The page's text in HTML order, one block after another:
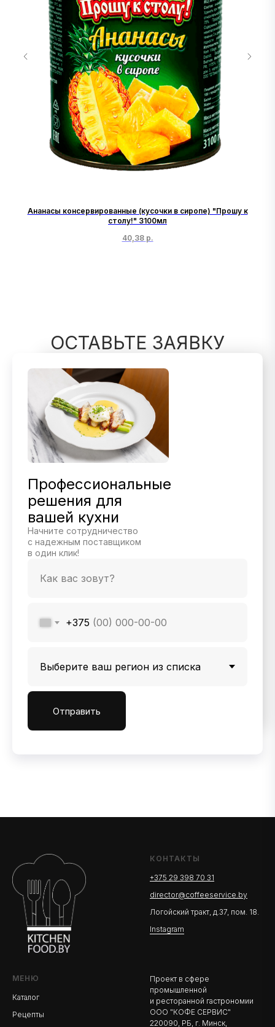
Ананасы консервированные (кусочки в сиропе) "Прошу к
столу!" 3100мл
40,38 р.
ОСТАВЬТЕ ЗАЯВКУ
Профессиональные
решения для
вашей кухни
Начните сотрудничество
с надежным поставщиком
в один клик!
+375
Отправить
КОНТАКТЫ
+375 29 398 70 31
director@coffeeservice.by
Логойский тракт, д.37, пом. 18.
Instagram
МЕНЮ
Каталог
Рецепты
Проект в сфере
промышленной
и ресторанной гастрономии
ООО "КОФЕ СЕРВИС"
220090, РБ, г. Минск,